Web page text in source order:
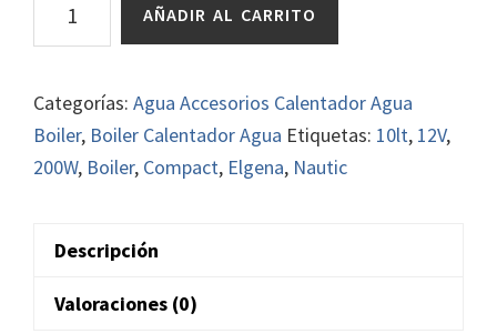
Elgena
Compact
E10lt
12V
AÑADIR AL CARRITO
Categorías: Agua Accesorios Calentador Agua
Boiler, Boiler Calentador Agua Etiquetas: 10lt, 12V,
200W, Boiler, Compact, Elgena, Nautic
Descripción
Valoraciones (0)